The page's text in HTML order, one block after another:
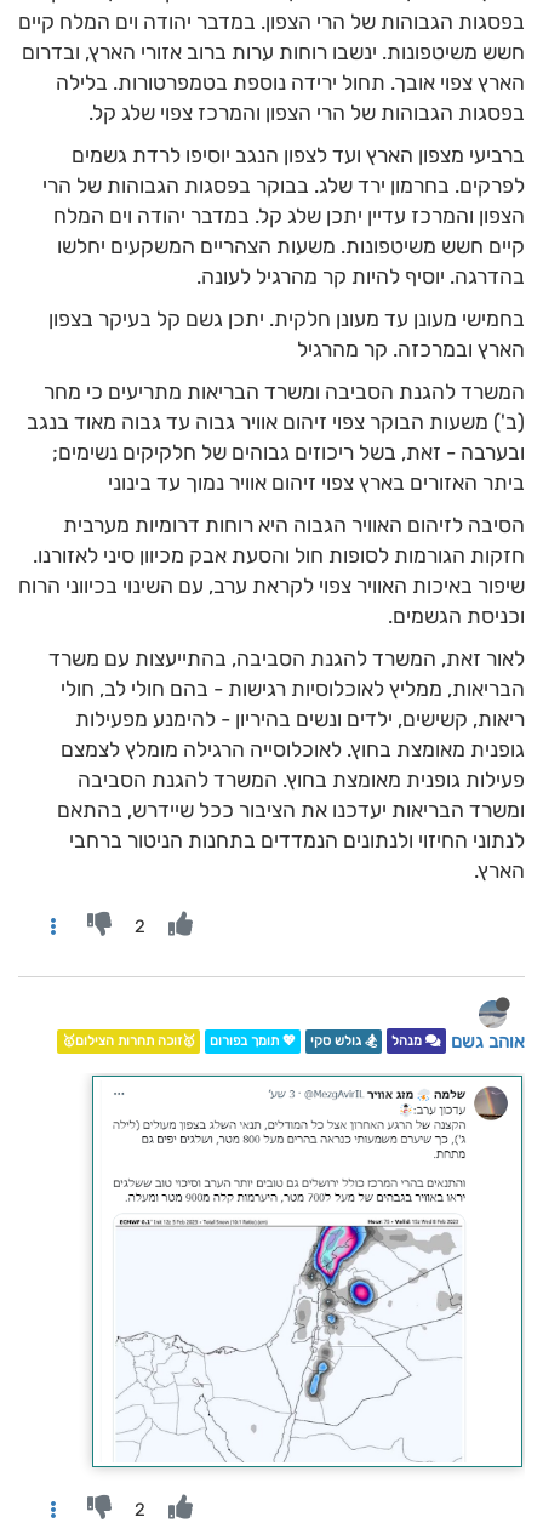
בפסגות הגבוהות של הרי הצפון. במדבר יהודה וים המלח קיים
חשש משיטפונות. ינשבו רוחות ערות ברוב אזורי הארץ, ובדרום
הארץ צפוי אובך. תחול ירידה נוספת בטמפרטורות. בלילה
בפסגות הגבוהות של הרי הצפון והמרכז צפוי שלג קל.
ברביעי מצפון הארץ ועד לצפון הנגב יוסיפו לרדת גשמים
לפרקים. בחרמון ירד שלג. בבוקר בפסגות הגבוהות של הרי
הצפון והמרכז עדיין יתכן שלג קל. במדבר יהודה וים המלח
קיים חשש משיטפונות. משעות הצהריים המשקעים יחלשו
בהדרגה. יוסיף להיות קר מהרגיל לעונה.
בחמישי מעונן עד מעונן חלקית. יתכן גשם קל בעיקר בצפון
הארץ ובמרכזה. קר מהרגיל
המשרד להגנת הסביבה ומשרד הבריאות מתריעים כי מחר
(ב') משעות הבוקר צפוי זיהום אוויר גבוה עד גבוה מאוד בנגב
ובערבה - זאת, בשל ריכוזים גבוהים של חלקיקים נשימים;
ביתר האזורים בארץ צפוי זיהום אוויר נמוך עד בינוני
הסיבה לזיהום האוויר הגבוה היא רוחות דרומיות מערבית
חזקות הגורמות לסופות חול והסעת אבק מכיוון סיני לאזורנו.
שיפור באיכות האוויר צפוי לקראת ערב, עם השינוי בכיווני הרוח
וכניסת הגשמים.
לאור זאת, המשרד להגנת הסביבה, בהתייעצות עם משרד
הבריאות, ממליץ לאוכלוסיות רגישות - בהם חולי לב, חולי
ריאות, קשישים, ילדים ונשים בהיריון - להימנע מפעילות
גופנית מאומצת בחוץ. לאוכלוסייה הרגילה מומלץ לצמצם
פעילות גופנית מאומצת בחוץ. המשרד להגנת הסביבה
ומשרד הבריאות יעדכנו את הציבור ככל שיידרש, בהתאם
לנתוני החיזוי ולנתונים הנמדדים בתחנות הניטור ברחבי
הארץ.
2
אוהב גשם מנהל 🏂 גולש סקי 💖 תומך בפורום 🥇זוכה תחרות הצילום🥇
2